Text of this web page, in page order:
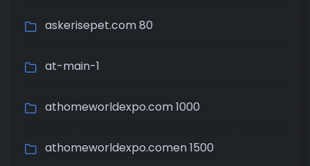
askerisepet.com 80
at-main-1
athomeworldexpo.com 1000
athomeworldexpo.comen 1500